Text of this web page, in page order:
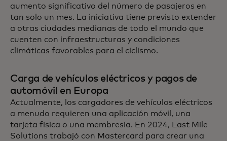
aumento significativo del número de pasajeros en
tan solo un mes. La iniciativa tiene previsto extender
a otras ciudades medianas de todo el mundo que
cuenten con infraestructuras y condiciones
climáticas favorables para el ciclismo.
Carga de vehículos eléctricos y pagos de
automóvil en Europa
Actualmente, los cargadores de vehículos eléctricos
a menudo requieren una aplicación móvil, una
tarjeta física o una membresía. En 2024, Last Mile
Solutions trabajó con Mastercard para crear una